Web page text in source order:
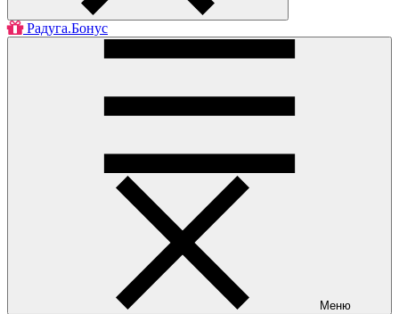
Радуга.Бонус
Меню